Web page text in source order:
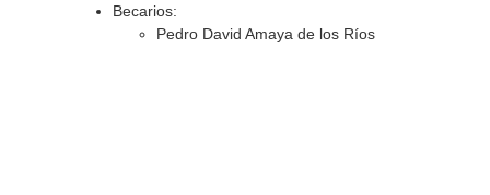
Becarios:
Pedro David Amaya de los Ríos